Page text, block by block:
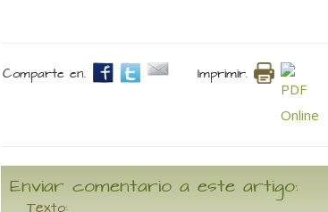
Comparte en. Imprimir.
Enviar comentario a este artigo: